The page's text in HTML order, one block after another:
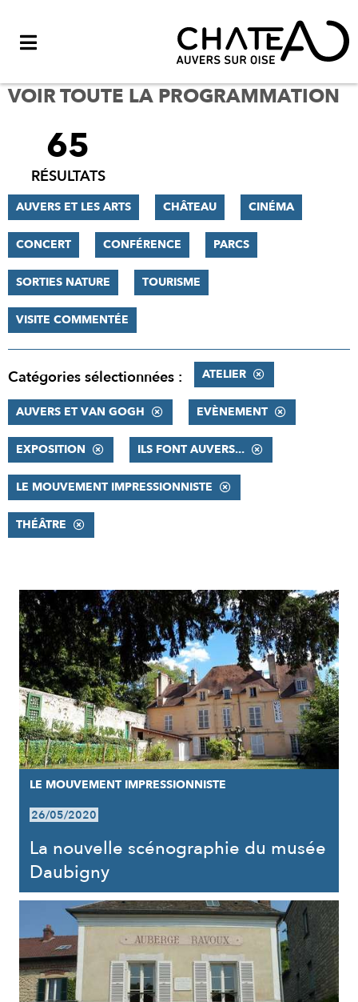
VOIR TOUTE LA PROGRAMMATION
FILTRER
RÉSULTATS
65
RÉSULTATS
AUVERS ET LES ARTS CHÂTEAU CINÉMA
CONCERT CONFÉRENCE PARCS
SORTIES NATURE TOURISME
VISITE COMMENTÉE
Catégories sélectionnées : ATELIER
AUVERS ET VAN GOGH EVÈNEMENT
EXPOSITION ILS FONT AUVERS...
LE MOUVEMENT IMPRESSIONNISTE
THÉÂTRE
RÉSULTATS
LE MOUVEMENT IMPRESSIONNISTE
26/05/2020
La nouvelle scénographie du musée
Daubigny